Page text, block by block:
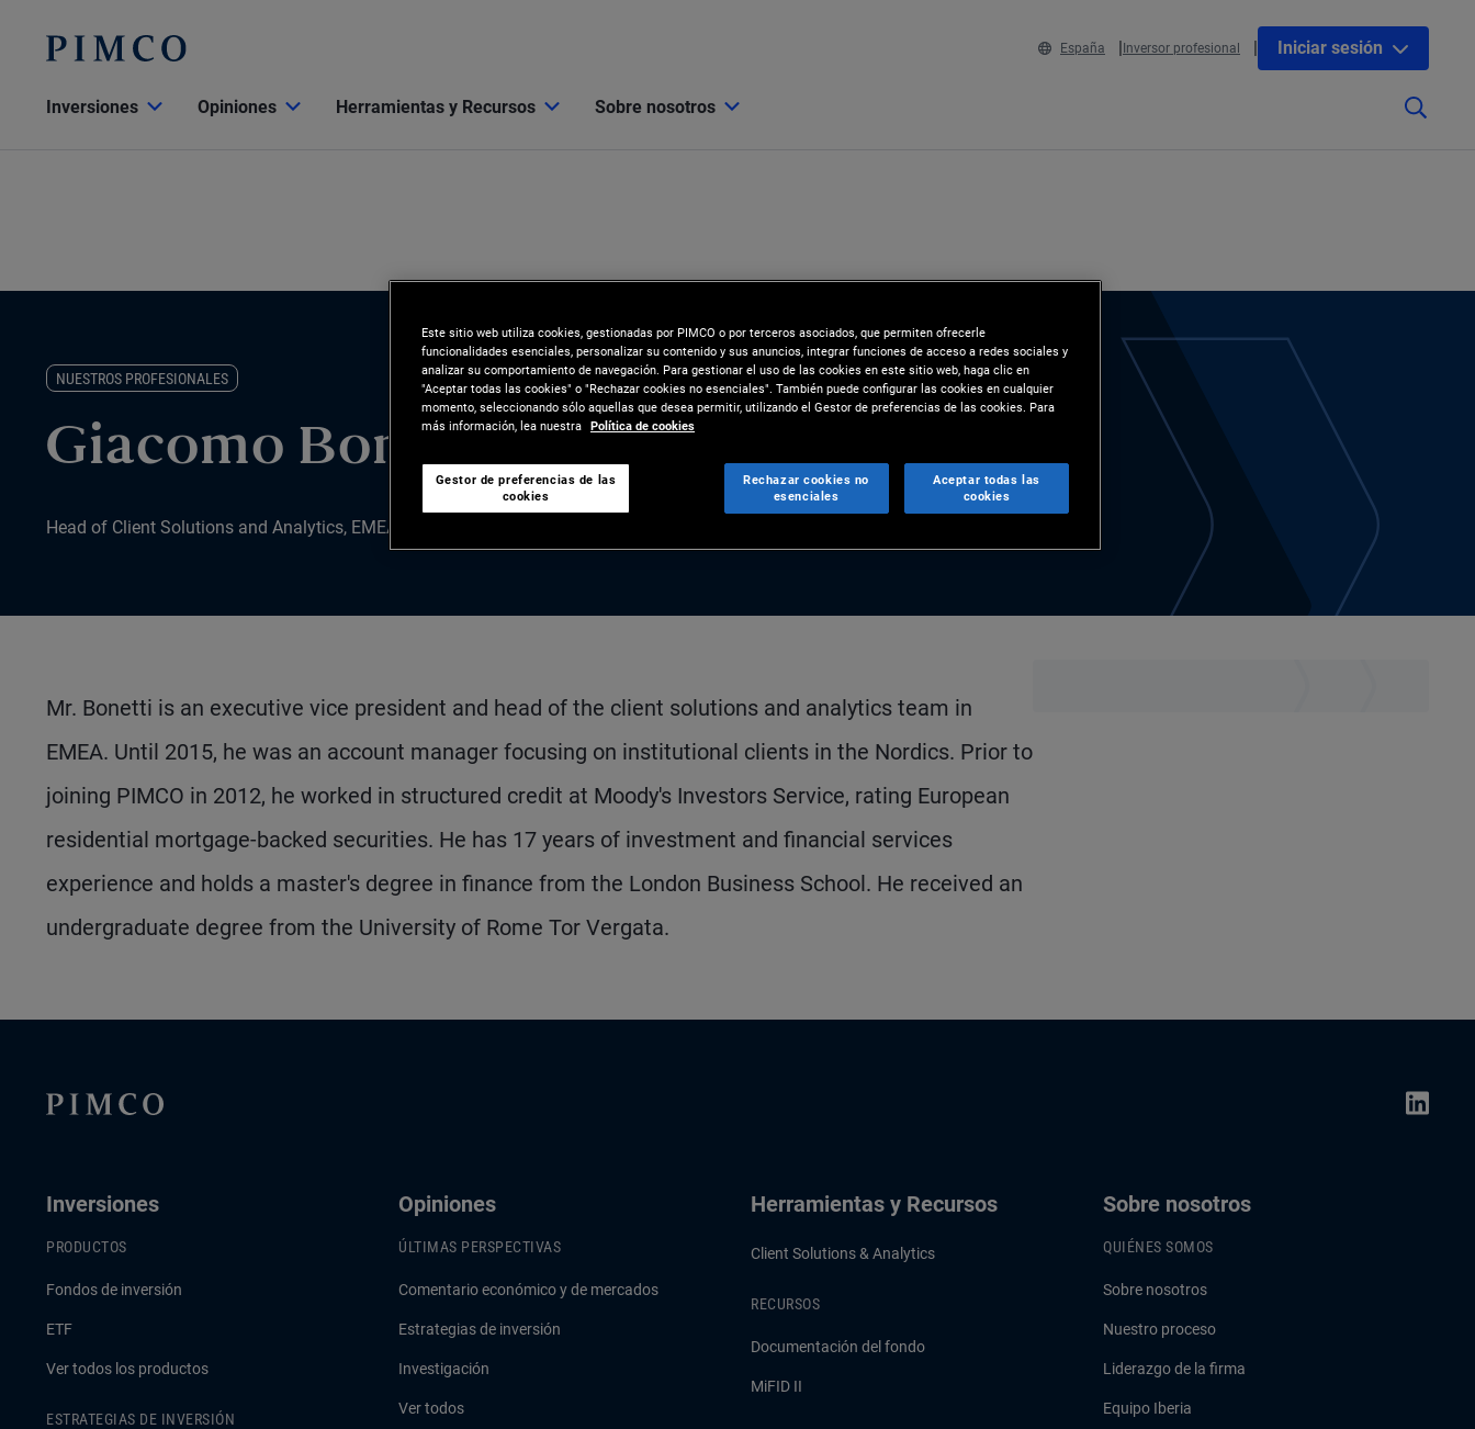
España Inversor profesional Iniciar sesión
Inversiones Opiniones Herramientas y Recursos Sobre nosotros
NUESTROS PROFESIONALES
Giacomo Bonetti
Head of Client Solutions and Analytics, EMEA
Mr. Bonetti is an executive vice president and head of the client solutions and analytics team in
EMEA. Until 2015, he was an account manager focusing on institutional clients in the Nordics. Prior to
joining PIMCO in 2012, he worked in structured credit at Moody's Investors Service, rating European
residential mortgage-backed securities. He has 17 years of investment and financial services
experience and holds a master's degree in finance from the London Business School. He received an
undergraduate degree from the University of Rome Tor Vergata.
Inversiones
PRODUCTOS
Fondos de inversión
ETF
Ver todos los productos
ESTRATEGIAS DE INVERSIÓN
Opiniones
ÚLTIMAS PERSPECTIVAS
Comentario económico y de mercados
Estrategias de inversión
Investigación
Ver todos
Herramientas y Recursos
Client Solutions & Analytics
RECURSOS
Documentación del fondo
MiFID II
Sobre nosotros
QUIÉNES SOMOS
Sobre nosotros
Nuestro proceso
Liderazgo de la firma
Equipo Iberia
Este sitio web utiliza cookies, gestionadas por PIMCO o por terceros asociados, que permiten ofrecerle
funcionalidades esenciales, personalizar su contenido y sus anuncios, integrar funciones de acceso a redes sociales y
analizar su comportamiento de navegación. Para gestionar el uso de las cookies en este sitio web, haga clic en
"Aceptar todas las cookies" o "Rechazar cookies no esenciales". También puede configurar las cookies en cualquier
momento, seleccionando sólo aquellas que desea permitir, utilizando el Gestor de preferencias de las cookies. Para
más información, lea nuestra Política de cookies
Gestor de preferencias de las
cookies
Rechazar cookies no
esenciales
Aceptar todas las
cookies